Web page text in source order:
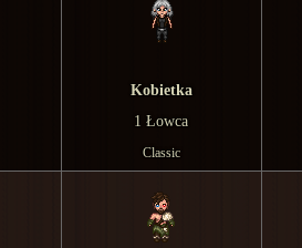
Kobietka
1 Łowca
Classic